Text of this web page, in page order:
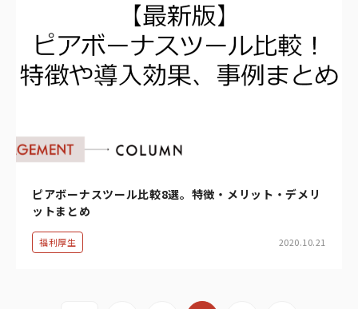
ピアボーナスツール比較8選。特徴・メリット・デメリ
ットまとめ
福利厚生 2020.10.21